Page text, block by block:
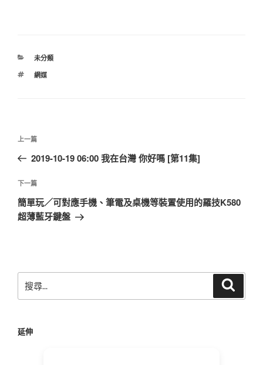
分
未分類
標
網媒
文
導
覽
上
一
文
章
上一篇
2019-10-19 06:00 我在台灣 你好嗎 [第11集]
下
一
篇
下一篇
簡單玩／可對應手機、筆電及桌機等裝置使用的羅技K580
超薄藍牙鍵盤
尋
字:
延伸